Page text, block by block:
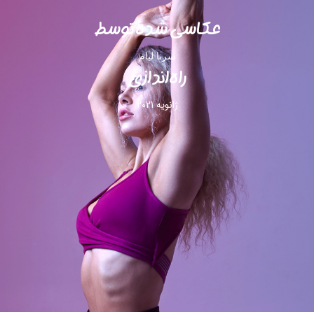
عکاسی شده توسط
سرنا لیام
راه‌اندازی
ژانویه 2021